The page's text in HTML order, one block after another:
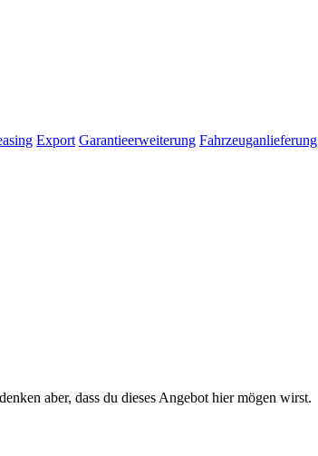
Export Garantieerweiterung Fahrzeuganlieferung
aber, dass du dieses Angebot hier mögen wirst.